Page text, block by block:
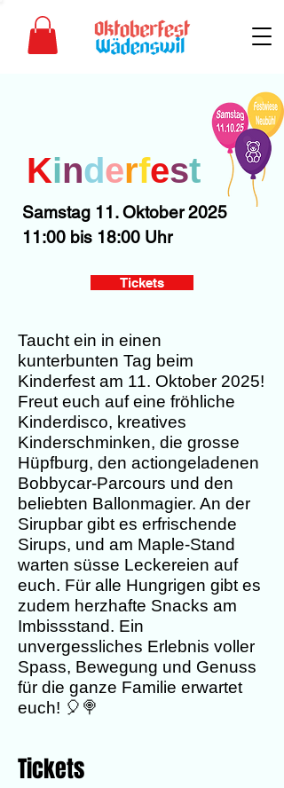
Kinderfest
Samstag 11. Oktober 2025
11:00 bis 18:00 Uhr
Tickets
Taucht ein in einen
kunterbunten Tag beim
Kinderfest am 11. Oktober 2025!
Freut euch auf eine fröhliche
Kinderdisco, kreatives
Kinderschminken, die grosse
Hüpfburg, den actiongeladenen
Bobbycar-Parcours und den
beliebten Ballonmagier. An der
Sirupbar gibt es erfrischende
Sirups, und am Maple-Stand
warten süsse Leckereien auf
euch. Für alle Hungrigen gibt es
zudem herzhafte Snacks am
Imbissstand. Ein
unvergessliches Erlebnis voller
Spass, Bewegung und Genuss
für die ganze Familie erwartet
euch! 🎈🍭
Tickets